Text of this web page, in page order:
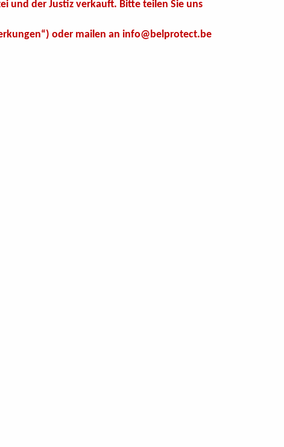
und der Justiz verkauft. Bitte teilen Sie uns
oder mailen an info@belprotect.be